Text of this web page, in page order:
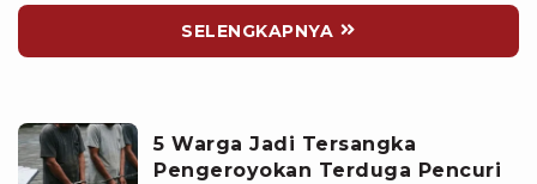
SELENGKAPNYA
5 Warga Jadi Tersangka
Pengeroyokan Terduga Pencuri